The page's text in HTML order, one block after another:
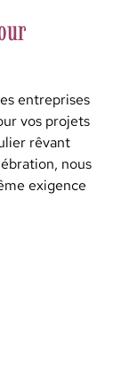
entreprises
vos projets
rêvant
nous
exigence